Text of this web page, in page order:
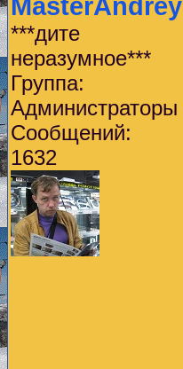
MasterAndrey
***дите
неразумное***
Группа:
Администраторы
Сообщений:
1632